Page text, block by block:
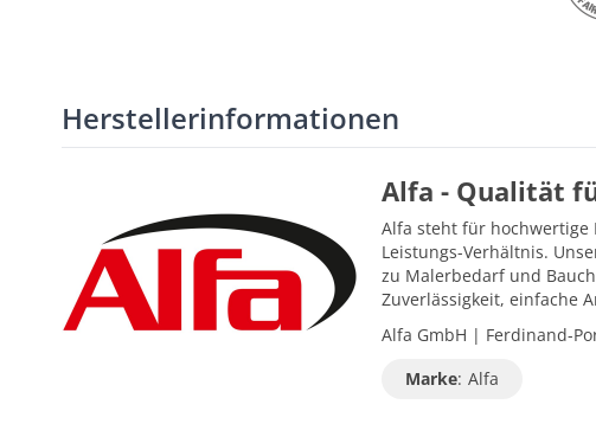
Herstellerinformationen
Alfa - Qualität
Alfa steht für hochwertige
Leistungs-Verhältnis.
zu Malerbedarf und
Zuverlässigkeit, einfache
Alfa GmbH | Ferdinand-
Marke: Alfa